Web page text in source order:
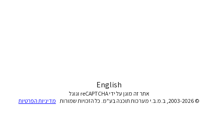
English
אתר זה מוגן על ידי reCAPTCHA וגוגל
© 2003-2026, ב.מ.ב.י מערכות תוכנה בע"מ. כל הזכויות שמורות
מדיניות הפרטיות